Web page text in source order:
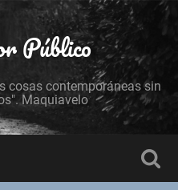
Público
cosas contemporáneas sin
Maquiavelo